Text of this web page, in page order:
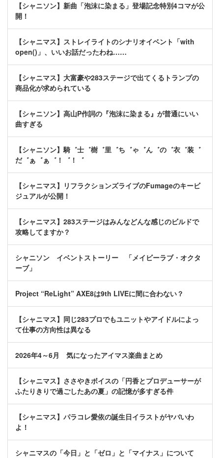
【シャニソン】新曲「泡沫に染まる」登場記念特別4コマが公
開！
【シャニマス】ストレイライトのシナリオイベント「with
open()」、いいお話だったわね……
【シャニマス】大富豪や283ステージで出てくるトランプの
商品化が求められている
【シャニソン】高山P作詞の『泡沫に染まる』が普通にいい
曲すぎる
【シャニソン】騎゛士゛樹゛里゛ち゛ゃ゛ん゛の゛衣゛装゛
だ゛ぁ゛ぁ゛！゛！゛
【シャニマス】リフラクションズライブのFumageのキービ
ジュアルが公開！
【シャニマス】283ステージはみんなどんな感じのビルドで
攻略してますか？
シャニソン イベントストーリー 「メイビーラブ・オクタ
ーブ」
Project “ReLight” AXE8は9th LIVEに間に合わない？
【シャニマス】同じ283プロでもユニットやアイドルによっ
て仕事の方向性は異なる
2026年4～6月 気になったアイマス楽曲まとめ
【シャニマス】ささやきボイスの「円香とプロデューサーが
ふたりきりで過ごしたあの夏」の記憶が多すぎる件
【シャニマス】パラコレ愛依の誕生日イラストがヤバいわ
よ！
シャニマスの「今日」と「ゼロ」と「マイナス」について